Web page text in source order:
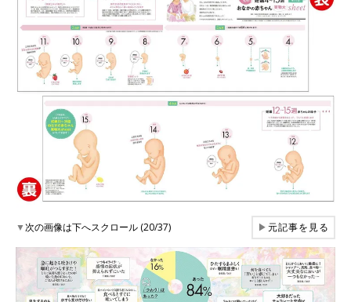
▼次の画像は下へスクロール (20/37) ▶元記事を見る